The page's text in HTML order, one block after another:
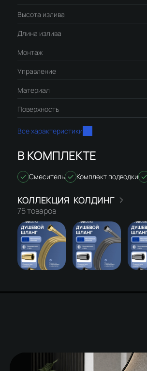
Высота излива
Длина излива
Монтаж
Управление
Материал
Поверхность
Все характеристики
В КОМПЛЕКТЕ
Смеситель Комплект подводки
КОЛДИНГ
75 товаров